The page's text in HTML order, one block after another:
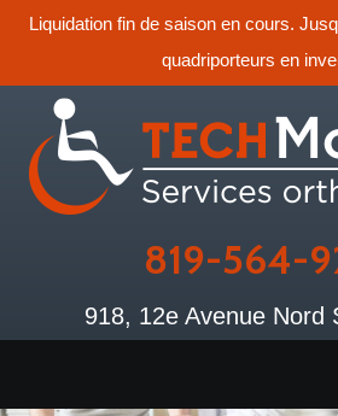
Liquidation fin de saison en cours.
quadriporteurs en
819-564-
918, 12e Avenue Nord